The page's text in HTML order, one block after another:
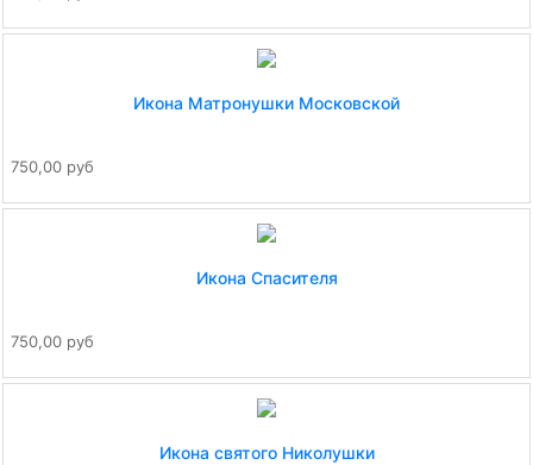
Икона Матронушки Московской
750,00 руб
Икона Спасителя
750,00 руб
Икона святого Николушки